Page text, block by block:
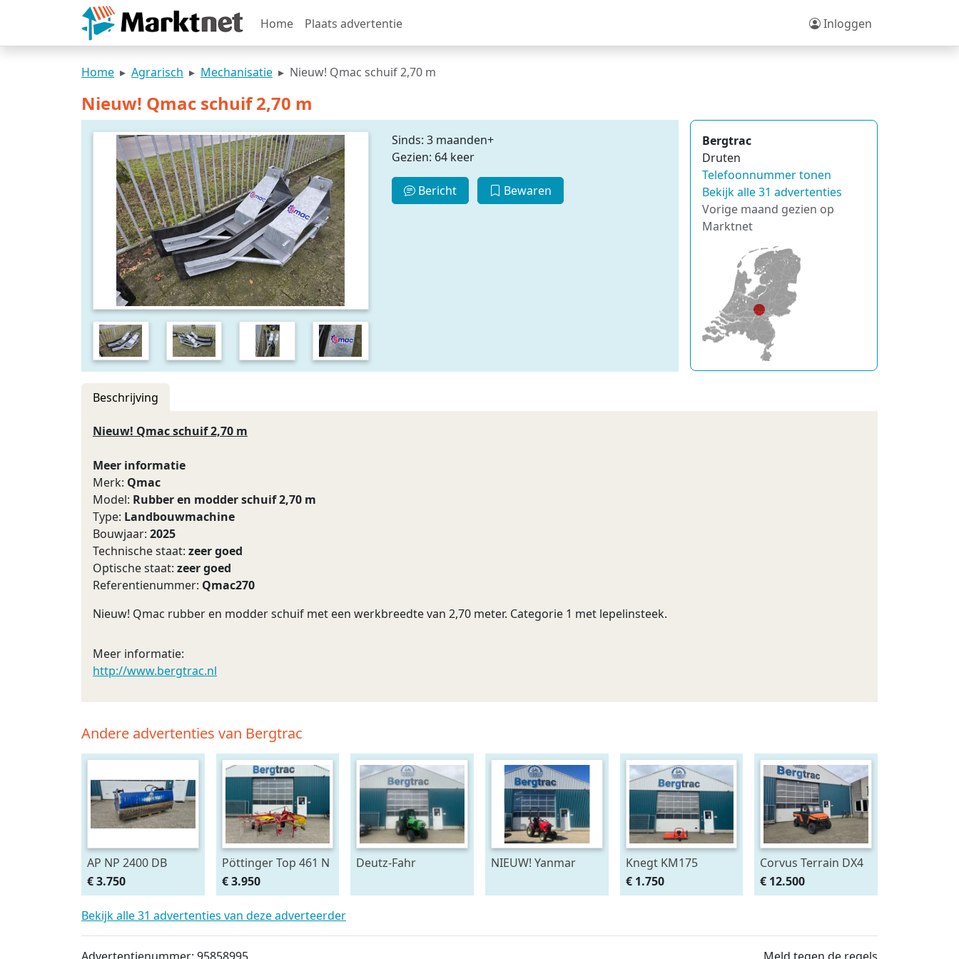
Home Plaats advertentie Inloggen
Home Agrarisch Mechanisatie Nieuw! Qmac schuif 2,70 m
Nieuw! Qmac schuif 2,70 m
Sinds: 3 maanden+
Gezien: 64 keer
Bericht Bewaren
Bergtrac
Druten
Telefoonnummer tonen
Bekijk alle 31 advertenties
Vorige maand gezien op
Marktnet
Beschrijving
Nieuw! Qmac schuif 2,70 m
Meer informatie
Merk: Qmac
Model: Rubber en modder schuif 2,70 m
Type: Landbouwmachine
Bouwjaar: 2025
Technische staat: zeer goed
Optische staat: zeer goed
Referentienummer: Qmac270
Nieuw! Qmac rubber en modder schuif met een werkbreedte van 2,70 meter. Categorie 1 met lepelinsteek.
Meer informatie:
http://www.bergtrac.nl
Andere advertenties van Bergtrac
AP NP 2400 DB
€ 3.750
Pöttinger Top 461 N
€ 3.950
Deutz-Fahr
NIEUW! Yanmar
Knegt KM175
€ 1.750
Corvus Terrain DX4
€ 12.500
Bekijk alle 31 advertenties van deze adverteerder